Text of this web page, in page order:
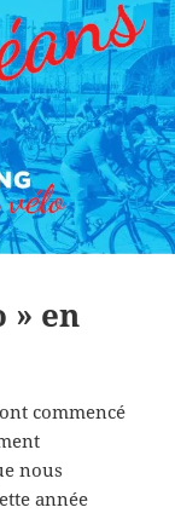
» en
commencé
nous
année